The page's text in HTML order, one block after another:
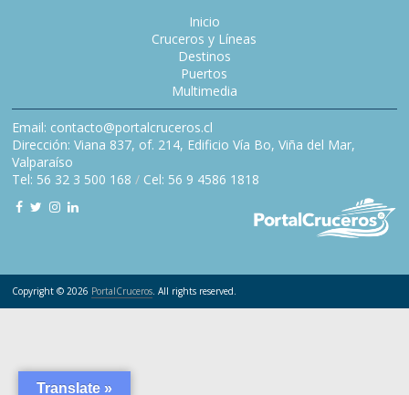
Inicio
Cruceros y Líneas
Destinos
Puertos
Multimedia
Email: contacto@portalcruceros.cl
Dirección: Viana 837, of. 214, Edificio Vía Bo, Viña del Mar,
Valparaíso
Tel: 56 32 3 500 168 / Cel: 56 9 4586 1818
Copyright © 2026 PortalCruceros. All rights reserved.
Translate »